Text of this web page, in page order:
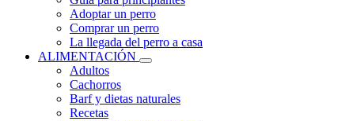
Adoptar un perro
Comprar un perro
La llegada del perro a casa
ALIMENTACIÓN
Adultos
Cachorros
Barf y dietas naturales
Recetas